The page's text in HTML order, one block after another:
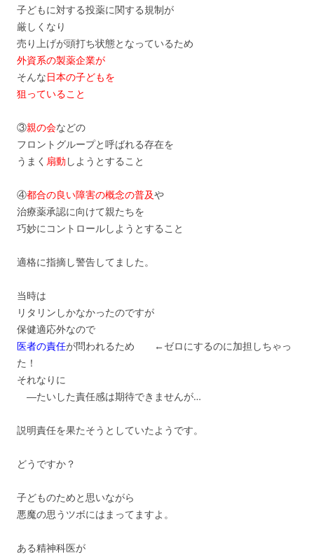
子どもに対する投薬に関する規制が
厳しくなり
売り上げが頭打ち状態となっているため
外資系の製薬企業が
そんな日本の子どもを
狙っていること
③親の会などの
フロントグループと呼ばれる存在を
うまく 扇動 しようとすること
④都合の良い障害の概念の普及や
治療薬承認に向けて親たちを
巧妙にコントロールしようとすること
適格に指摘し警告してました。
当時は
リタリンしかなかったのですが
保健適応外なので
医者の責任が問われるため ←ゼロにするのに加担しちゃっ
た！
それなりに
―たいした責任感は期待できませんが…
説明責任を果たそうとしていたようです。
どうですか？
子どものためと思いながら
悪魔の思うツボにはまってますよ。
ある精神科医が